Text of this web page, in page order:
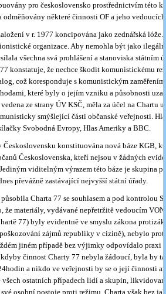
pro československo prostřednictvím této
odměňovány některé činnosti OF a jeho
v r. 1977 koncipována jako zednářská lóže.
organizace. Aby nemohla být jako
všechna svá prohlášení a stanoviska státním
konstatuje, že nechce škodit komu­nistickému
což koresponduje s komunistickým
které byly o jejím vzniku a působnosti
ze strany ÚV KSČ, měla za účel na Chartu
smýšlející části občanské veřejnosti.
Svobodná Evropy, Hlas Ameriky a BBC.
konstituována nová báze KGB,
Československa, kteří nejsou v žádných
viditelným výrazem této báze je skupina
převážně zastávající nejvyšší státní úřady.
Charta 77 se souhlasem a pod kontrolou
že materiály, vydávané nepřetržitě vedoucím
77) byly evidentně ve smyslu zákona
zájmů republiky v cizině), nebylo
jiném případě bez výjimky odpovídalo praxi
činnost Charty 77 nebyla žádoucí, byla by
a nikdo ve veřejnosti by se o její činnosti
všech ostatních případech lidí a skupin,
osobní postoje proti režimu. Charta však bez